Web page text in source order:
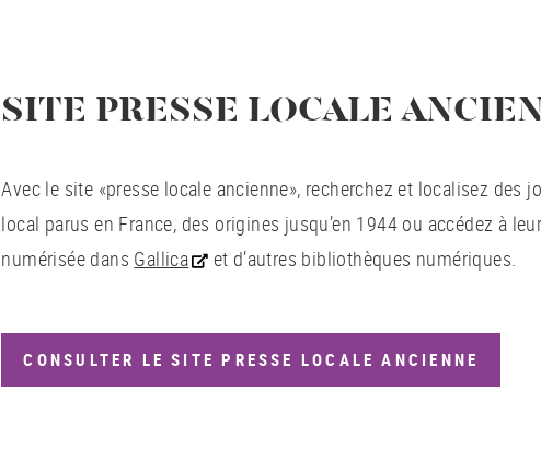
SITE PRESSE LOCALE
Avec le site «presse locale ancienne», recherchez et localisez des
local parus en France, des origines jusqu’en 1944 ou accédez à
numérisée dans Gallica et d’autres bibliothèques numériques.
CONSULTER LE SITE PRESSE LOCALE ANCIENNE